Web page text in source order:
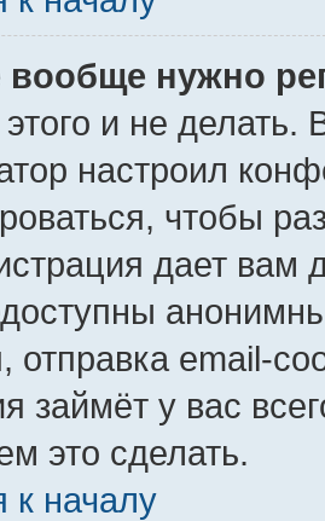
нужно
и не делать.
настроил
чтобы
дает вам
отправка email-
займёт у вас
это сделать.
к началу